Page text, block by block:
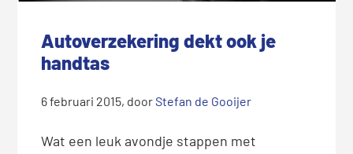
Autoverzekering dekt ook je
handtas
6 februari 2015, doorStefan de Gooijer
Wat een leuk avondje stappen met